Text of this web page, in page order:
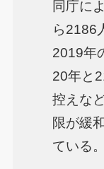
同庁に
ら2186
2019年
20年と
控えな
限が緩
ている。